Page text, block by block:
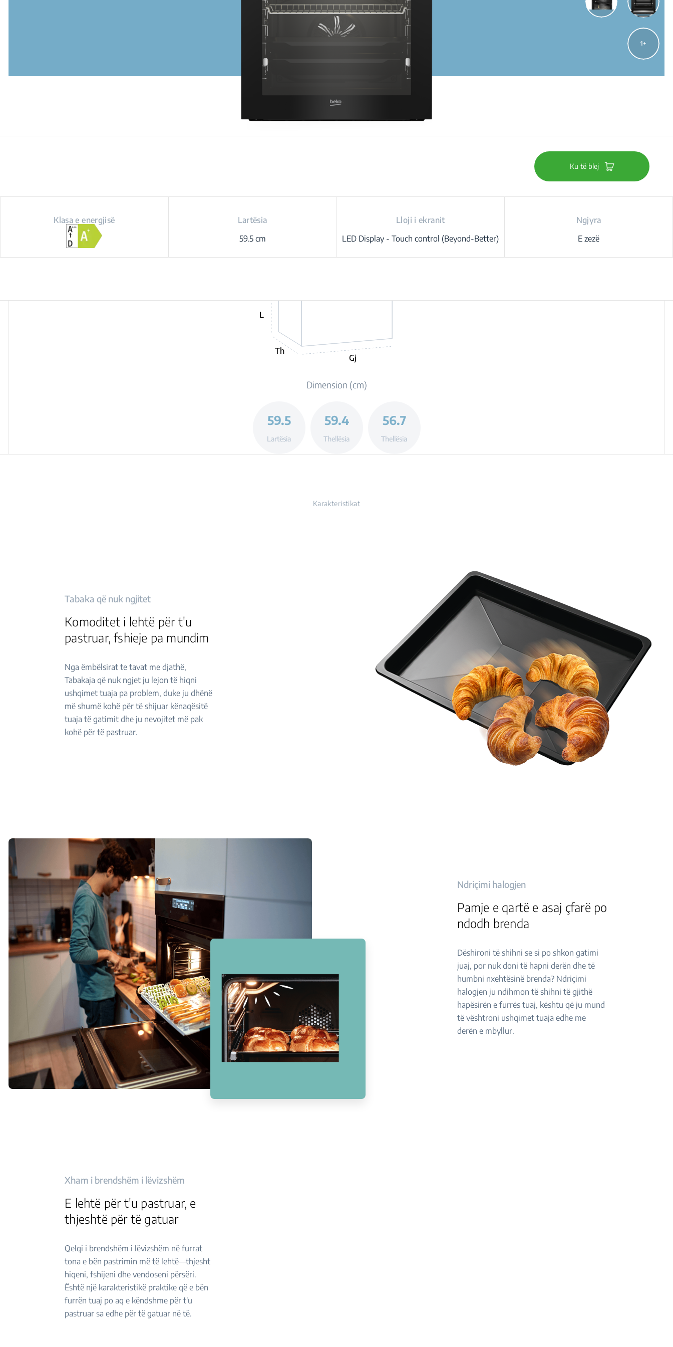
1
Ku të blej
Klasa e energjisë
Lartësia
59.5 cm
Lloji i ekranit
LED Display - Touch control (Beyond-Better)
Ngjyra
E zezë
L
Th
Gj
Dimension (cm)
59.5
Lartësia
59.4
Thellësia
56.7
Thellësia
Karakteristikat
Tabaka që nuk ngjitet
Komoditet i lehtë për t'u
pastruar, fshieje pa mundim
Nga ëmbëlsirat te tavat me djathë,
Tabakaja që nuk ngjet ju lejon të hiqni
ushqimet tuaja pa problem, duke ju dhënë
më shumë kohë për të shijuar kënaqësitë
tuaja të gatimit dhe ju nevojitet më pak
kohë për të pastruar.
Ndriçimi halogjen
Pamje e qartë e asaj çfarë po
ndodh brenda
Dëshironi të shihni se si po shkon gatimi
juaj, por nuk doni të hapni derën dhe të
humbni nxehtësinë brenda? Ndriçimi
halogjen ju ndihmon të shihni të gjithë
hapësirën e furrës tuaj, kështu që ju mund
të vështroni ushqimet tuaja edhe me
derën e mbyllur.
Xham i brendshëm i lëvizshëm
E lehtë për t'u pastruar, e
thjeshtë për të gatuar
Qelqi i brendshëm i lëvizshëm në furrat
tona e bën pastrimin më të lehtë—thjesht
hiqeni, fshijeni dhe vendoseni përsëri.
Është një karakteristikë praktike që e bën
furrën tuaj po aq e këndshme për t'u
pastruar sa edhe për të gatuar në të.